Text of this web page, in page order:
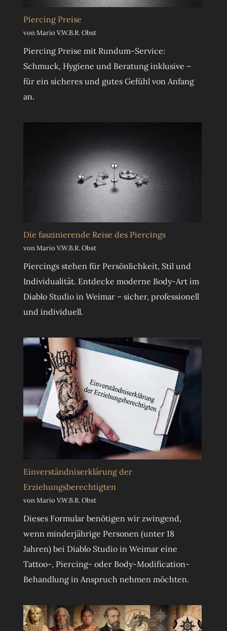
Piercing Preise
von Mario V.W.B.R. Obst
Piercing Preise mit Rundum-Service:
Schmuck, Hygiene und Beratung inklusive –
für ein sicheres und gutes Gefühl von Anfang
an.
Die faszinierende Reise des Piercings
von Mario V.W.B.R. Obst
Piercings stehen für Persönlichkeit, Stil und
Individualität. Entdecke moderne Body-Art im
Diablo Studio in Weimar – sicher, professionell
und individuell.
Einverständniserklärung der
Erziehungsberechtigten
von Mario V.W.B.R. Obst
Dieses Formular benötigen wir zwingend,
wenn minderjährige Personen (unter 18
Jahren) bei Diablo Studio in Weimar eine
Tattoo-, Piercing- oder Body-Modification-
Behandlung in Anspruch nehmen möchten.